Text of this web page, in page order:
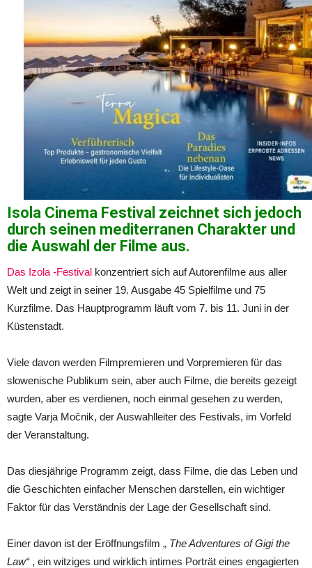
Isola Cinema Festival zeichnet sich jedoch
durch seinen mediterranen Charakter und
die Auswahl der Filme aus.
Das Izola -Festival konzentriert sich auf Autorenfilme aus aller
Welt und zeigt in seiner 19. Ausgabe 45 Spielfilme und 75
Kurzfilme. Das Hauptprogramm läuft vom 7. bis 11. Juni in der
Küstenstadt.
Viele davon werden Filmpremieren und Vorpremieren für das
slowenische Publikum sein, aber auch Filme, die bereits gezeigt
wurden, aber es verdienen, noch einmal gesehen zu werden,
sagte Varja Močnik, der Auswahlleiter des Festivals, im Vorfeld
der Veranstaltung.
Das diesjährige Programm zeigt, dass Filme, die das Leben und
die Geschichten einfacher Menschen darstellen, ein wichtiger
Faktor für das Verständnis der Lage der Gesellschaft sind.
Einer davon ist der Eröffnungsfilm „ The Adventures of Gigi the
Law“, ein witziges und wirklich intimes Porträt eines engagierten